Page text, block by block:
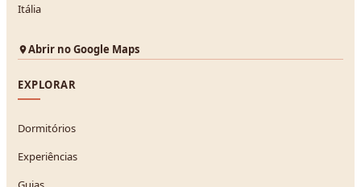
Itália
Abrir no Google Maps
EXPLORAR
Dormitórios
Experiências